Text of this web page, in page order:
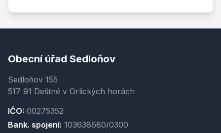
Obecní úřad Sedloňov
Sedloňov 155
517 91 Deštné v Orlických horách
IČO: 00275352
Bank. spojení: 103638680/0300